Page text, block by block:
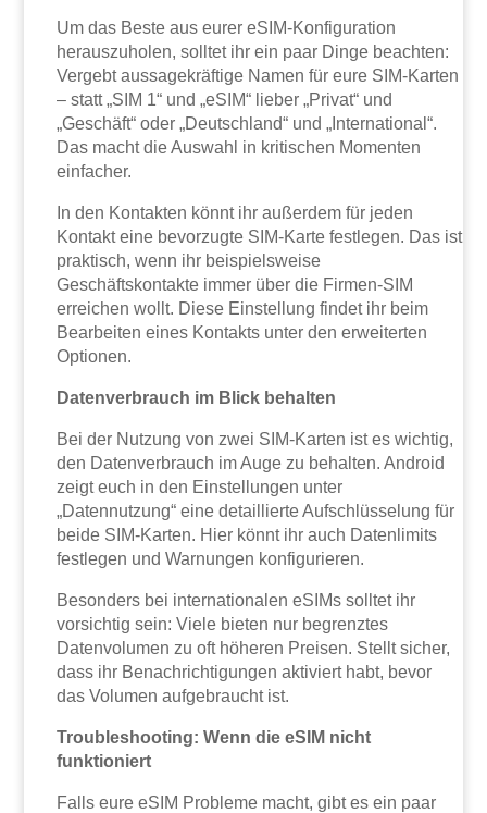
Um das Beste aus eurer eSIM-Konfiguration
herauszuholen, solltet ihr ein paar Dinge beachten:
Vergebt aussagekräftige Namen für eure SIM-Karten
– statt „SIM 1“ und „eSIM“ lieber „Privat“ und
„Geschäft“ oder „Deutschland“ und „International“.
Das macht die Auswahl in kritischen Momenten
einfacher.
In den Kontakten könnt ihr außerdem für jeden
Kontakt eine bevorzugte SIM-Karte festlegen. Das ist
praktisch, wenn ihr beispielsweise
Geschäftskontakte immer über die Firmen-SIM
erreichen wollt. Diese Einstellung findet ihr beim
Bearbeiten eines Kontakts unter den erweiterten
Optionen.
Datenverbrauch im Blick behalten
Bei der Nutzung von zwei SIM-Karten ist es wichtig,
den Datenverbrauch im Auge zu behalten. Android
zeigt euch in den Einstellungen unter
„Datennutzung“ eine detaillierte Aufschlüsselung für
beide SIM-Karten. Hier könnt ihr auch Datenlimits
festlegen und Warnungen konfigurieren.
Besonders bei internationalen eSIMs solltet ihr
vorsichtig sein: Viele bieten nur begrenztes
Datenvolumen zu oft höheren Preisen. Stellt sicher,
dass ihr Benachrichtigungen aktiviert habt, bevor
das Volumen aufgebraucht ist.
Troubleshooting: Wenn die eSIM nicht
funktioniert
Falls eure eSIM Probleme macht, gibt es ein paar